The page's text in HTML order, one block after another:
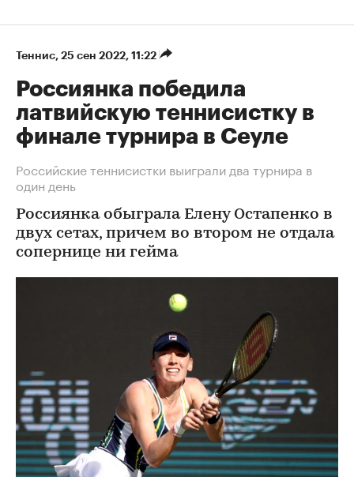
Теннис⁠, 25 сен 2022, 11:22
Россиянка победила
латвийскую теннисистку в
финале турнира в Сеуле
Российские теннисистки выиграли два турнира в
один день
Россиянка обыграла Елену Остапенко в
двух сетах, причем во втором не отдала
сопернице ни гейма